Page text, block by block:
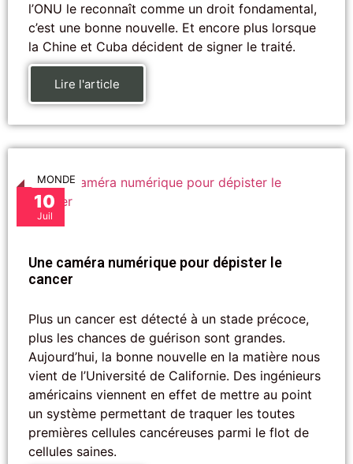
l’ONU le reconnaît comme un droit fondamental,
c’est une bonne nouvelle. Et encore plus lorsque
la Chine et Cuba décident de signer le traité.
Lire l'article
10
Juil
MONDE
Une caméra numérique pour dépister le
cancer
Plus un cancer est détecté à un stade précoce,
plus les chances de guérison sont grandes.
Aujourd’hui, la bonne nouvelle en la matière nous
vient de l’Université de Californie. Des ingénieurs
américains viennent en effet de mettre au point
un système permettant de traquer les toutes
premières cellules cancéreuses parmi le flot de
cellules saines.